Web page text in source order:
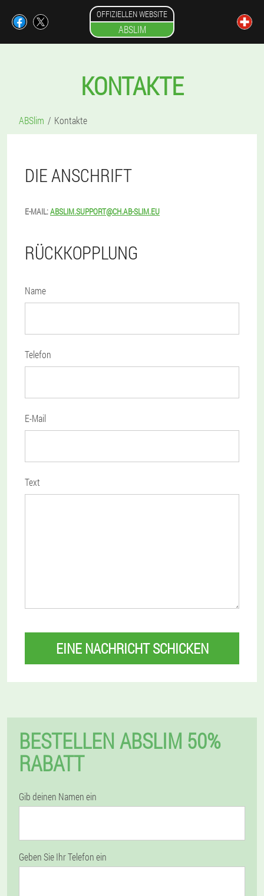
OFFIZIELLEN WEBSITE
ABSLIM
KONTAKTE
ABSlim Kontakte
DIE ANSCHRIFT
E-MAIL:ABSLIM.SUPPORT@CH.AB-SLIM.EU
RÜCKKOPPLUNG
Name
Telefon
E-Mail
Text
EINE NACHRICHT SCHICKEN
BESTELLEN ABSLIM 50%
RABATT
Gib deinen Namen ein
Geben Sie Ihr Telefon ein